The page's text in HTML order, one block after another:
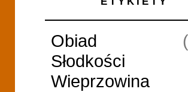
Obiad
Słodkości
Wieprzowina